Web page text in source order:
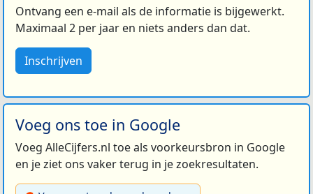
Ontvang een e-mail als de informatie is bijgewerkt.
Maximaal 2 per jaar en niets anders dan dat.
Inschrijven
Voeg ons toe in Google
Voeg AlleCijfers.nl toe als voorkeursbron in Google
en je ziet ons vaker terug in je zoekresultaten.